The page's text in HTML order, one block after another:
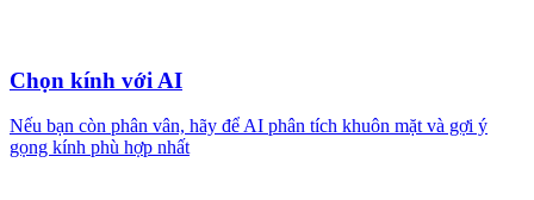
Chọn kính với AI
Nếu bạn còn phân vân, hãy để AI phân tích khuôn mặt và gợi ý
gọng kính phù hợp nhất